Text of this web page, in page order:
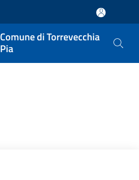
Comune di Torrevecchia
Pia